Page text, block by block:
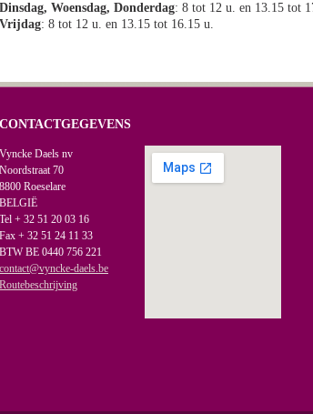
Dinsdag, Woensdag, Donderdag: 8 tot 12 u. en 13.15 tot
Vrijdag: 8 tot 12 u. en 13.15 tot 16.15 u.
CONTACTGEGEVENS
Vyncke Daels nv
Noordstraat 70
8800 Roeselare
BELGIË
Tel + 32 51 20 03 16
Fax + 32 51 24 11 33
BTW BE 0440 756 221
contact@vyncke-daels.be
Routebeschrijving